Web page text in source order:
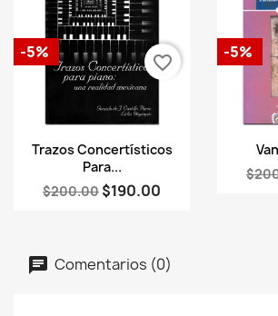
Vista rápida
Trazos Concertísticos
Para...
$200.00 $190.00
-5%
favorite_border

-5%
Comentarios (0)